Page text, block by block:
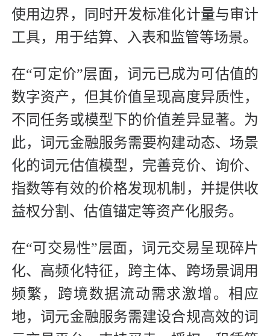
使用边界，同时开发标准化计量与审计
工具，用于结算、入表和监管等场景。
在“可定价”层面，词元已成为可估值的
数字资产，但其价值呈现高度异质性，
不同任务或模型下的价值差异显著。为
此，词元金融服务需要构建动态、场景
化的词元估值模型，完善竞价、询价、
指数等有效的价格发现机制，并提供收
益权分割、估值锚定等资产化服务。
在“可交易性”层面，词元交易呈现碎片
化、高频化特征，跨主体、跨场景调用
频繁，跨境数据流动需求激增。相应
地，词元金融服务需建设合规高效的词